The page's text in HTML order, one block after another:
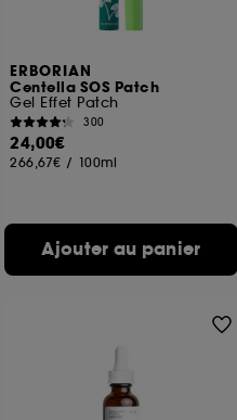
ERBORIAN
Centella SOS Patch
Gel Effet Patch
300
24,00€
266,67€ / 100ml
Ajouter au panier